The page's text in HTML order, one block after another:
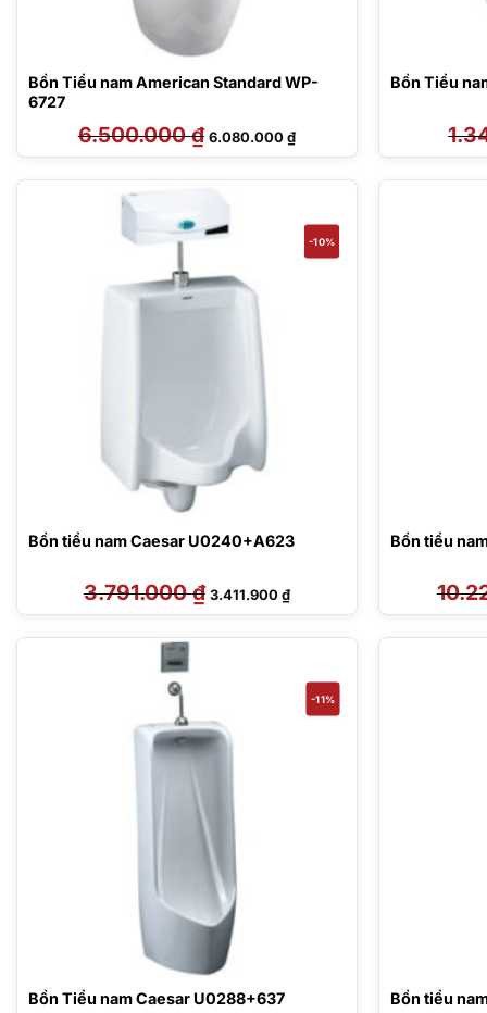
Bồn Tiểu nam American Standard WP-
6727
6.500.000₫ Giá
gốc
là:
6.080.000₫Giá
hiện
tại
6.080.000 ₫.
Bồn Tiểu
-10%
Bồn tiểu nam Caesar U0240+A623
3.791.000₫ Giá
gốc
là:
3.411.900₫Giá
hiện
tại
3.411.900 ₫.
Bồn tiểu
-11%
Bồn Tiểu nam Caesar U0288+637 Bồn tiểu